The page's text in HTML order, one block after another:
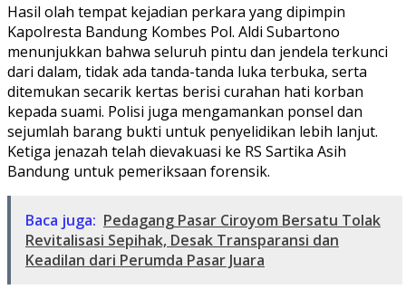
Hasil olah tempat kejadian perkara yang dipimpin
Kapolresta Bandung Kombes Pol. Aldi Subartono
menunjukkan bahwa seluruh pintu dan jendela terkunci
dari dalam, tidak ada tanda-tanda luka terbuka, serta
ditemukan secarik kertas berisi curahan hati korban
kepada suami. Polisi juga mengamankan ponsel dan
sejumlah barang bukti untuk penyelidikan lebih lanjut.
Ketiga jenazah telah dievakuasi ke RS Sartika Asih
Bandung untuk pemeriksaan forensik.
Baca juga: Pedagang Pasar Ciroyom Bersatu Tolak
Revitalisasi Sepihak, Desak Transparansi dan
Keadilan dari Perumda Pasar Juara